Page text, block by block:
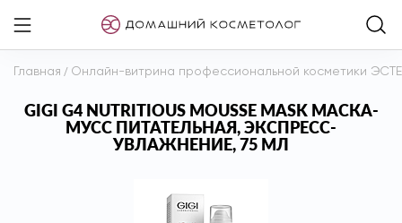
Главная / Онлайн-витрина профессиональной косметики
GIGI G4 NUTRITIOUS MOUSSE MASK МАСКА-
МУСС ПИТАТЕЛЬНАЯ, ЭКСПРЕСС-
УВЛАЖНЕНИЕ, 75 МЛ